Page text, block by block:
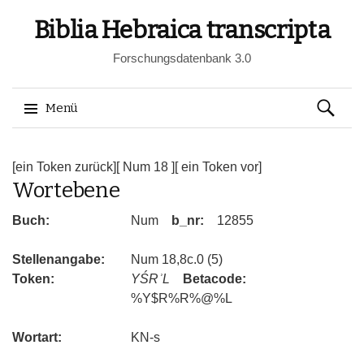
Biblia Hebraica transcripta
Forschungsdatenbank 3.0
Menü
zum
Inhalt
Suchen
nach:
[ein Token zurück] [ Num 18 ] [ ein Token vor]
Wortebene
Buch: Num b_nr: 12855
Stellenangabe:
Num 18,8c.0 (5)
Token:
YŚRʾL
Betacode:
%Y$R%R%@%L
Wortart: KN-s